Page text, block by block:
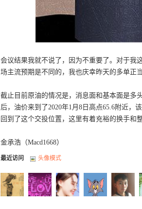
会议结果我就不说了，因为不重要了。对于我
场主流预期是不同的，我也庆幸昨天的多单正
截止目前原油的情况是，消息面和基本面是多
后，油价来到了2020年1月8日高点65.6附近，
回到了这个交投位置，这里有着充裕的换手和
金承浩（Macd1668）
最近访问 头像模式